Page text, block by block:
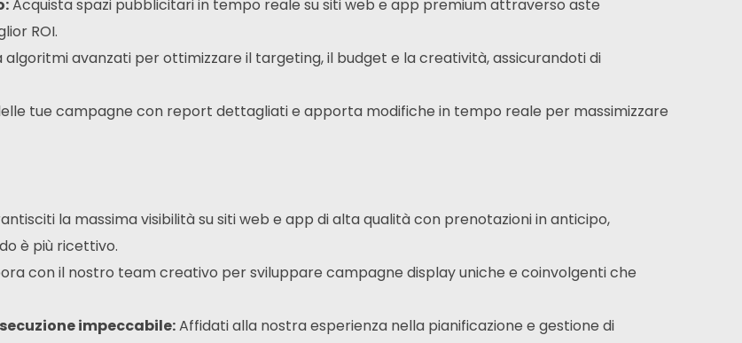
Acquista spazi pubblicitari in tempo reale su siti web e app premium attraverso aste
ROI.
algoritmi avanzati per ottimizzare il targeting,il budget e la creatività,assicurandoti di
tue campagne con report dettagliati e apporta modifiche in tempo reale per massimizzare
la massima visibilità su siti web e app di alta qualità con prenotazioni in anticipo,
è più ricettivo.
con il nostro team creativo per sviluppare campagne display uniche e coinvolgenti che
impeccabile:Affidati alla nostra esperienza nella pianificazione e gestione di